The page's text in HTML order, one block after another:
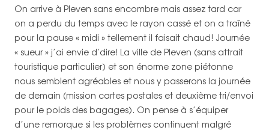
On arrive à Pleven sans encombre mais assez tard car
on a perdu du temps avec le rayon cassé et on a traîné
pour la pause « midi » tellement il faisait chaud! Journée
« sueur » j’ai envie d’dire! La ville de Pleven (sans attrait
touristique particulier) et son énorme zone piétonne
nous semblent agréables et nous y passerons la journée
de demain (mission cartes postales et deuxième tri/envoi
pour le poids des bagages). On pense à s’équiper
d’une remorque si les problèmes continuent malgré